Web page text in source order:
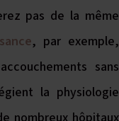
pas de la même
, par exemple,
sans
la physiologie
nombreux hôpitaux